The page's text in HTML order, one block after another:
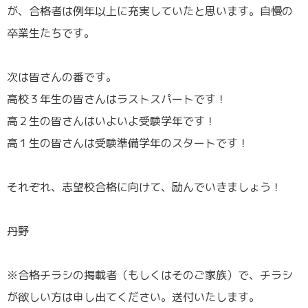
が、合格者は例年以上に充実していたと思います。自慢の
卒業生たちです。
次は皆さんの番です。
高校３年生の皆さんはラストスパートです！
高２生の皆さんはいよいよ受験学年です！
高１生の皆さんは受験準備学年のスタートです！
それぞれ、志望校合格に向けて、励んでいきましょう！
丹野
※合格チラシの掲載者（もしくはそのご家族）で、チラシ
が欲しい方は申し出てください。送付いたします。